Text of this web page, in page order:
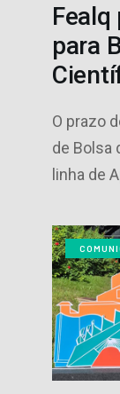
para
O prazo
de Bolsa
linha de